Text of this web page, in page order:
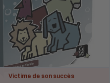
Victime de son succès